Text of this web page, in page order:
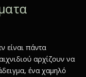
είναι πάντα
αρχίζουν να
ένα χαμηλό